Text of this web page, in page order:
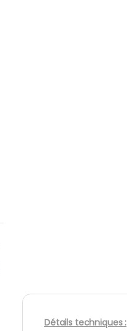
Détails techniques :